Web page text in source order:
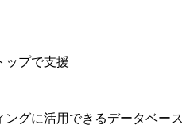
ップで支援
グに活用できるデータベース